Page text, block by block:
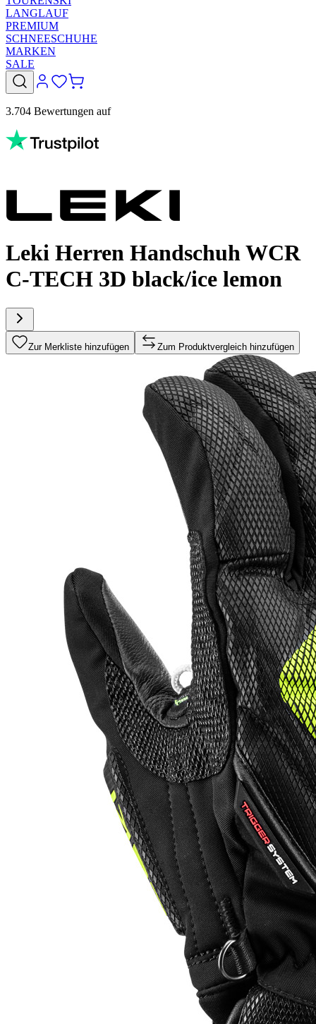
LANGLAUF
PREMIUM
SCHNEESCHUHE
MARKEN
SALE
3.704 Bewertungen auf
Leki Herren Handschuh WCR
C-TECH 3D black/ice lemon
Zur Merkliste hinzufügen Zum Produktvergleich hinzufügen